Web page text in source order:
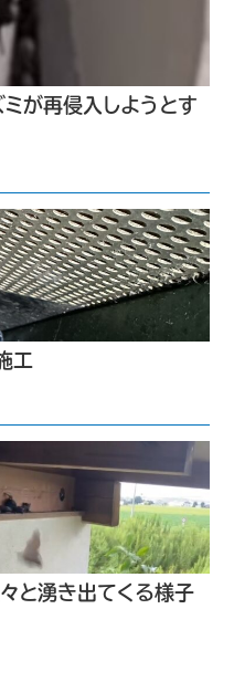
ミが再侵入しようとす
工
々と湧き出てくる様子